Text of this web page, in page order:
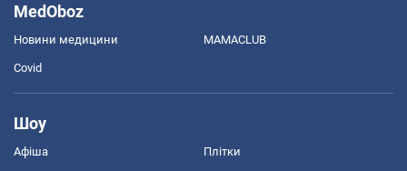
MedOboz
Новини медицини MAMACLUB
Covid
Шоу
Афіша Плітки